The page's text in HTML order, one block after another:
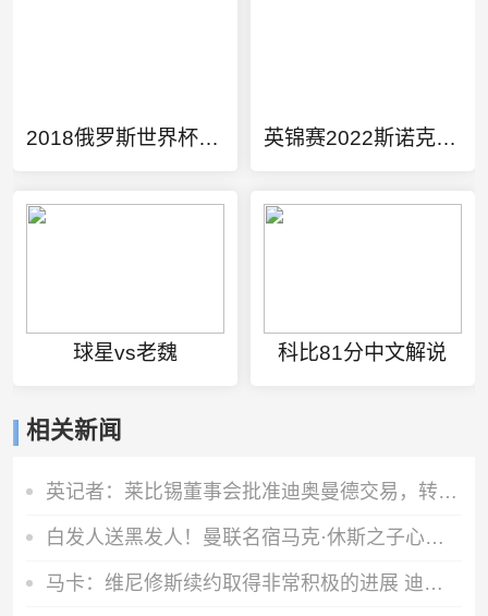
2018俄罗斯世界杯赛程 英锦赛2022斯诺克直播
球星vs老魏 科比81分中文解说
相关新闻
英记者：莱比锡董事会批准迪奥曼德交易，转会费最高可达1.4亿欧
白发人送黑发人！曼联名宿马克·休斯之子心脏骤停猝死，年仅38岁
马卡：维尼修斯续约取得非常积极的进展 迪奥曼德交易已接近完成